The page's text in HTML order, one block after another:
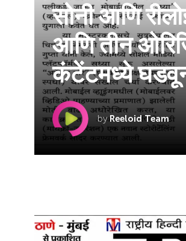
सोनी आणि
आणि तीन
कंटेंटमध्ये
byReeloid Team